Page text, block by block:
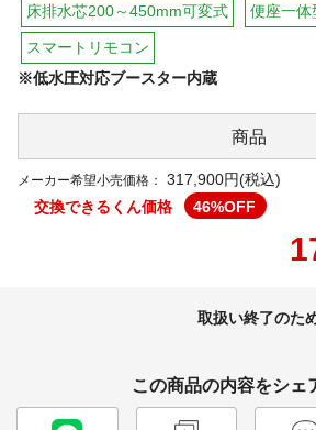
床排水芯200～450mm可変式 便座一体
スマートリモコン
※低水圧対応ブースター内蔵
商品
メーカー希望小売価格：
317,900円(税込)
交換できるくん価格
46%OFF
取扱い終了のた
この商品の内容をシェ